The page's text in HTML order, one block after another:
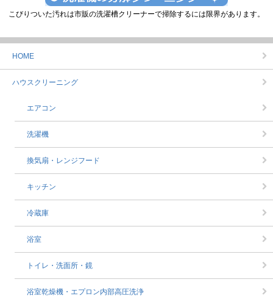
こびりついた汚れは市販の洗濯槽クリーナーで掃除するには限界があります。
HOME
ハウスクリーニング
エアコン
洗濯機
換気扇・レンジフード
キッチン
冷蔵庫
浴室
トイレ・洗面所・鏡
浴室乾燥機・エプロン内部高圧洗浄